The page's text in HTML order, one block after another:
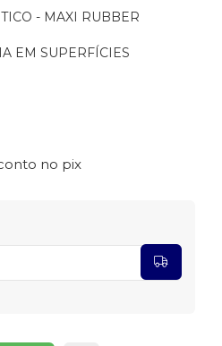
- MAXI RUBBER
EM SUPERFÍCIES
no pix